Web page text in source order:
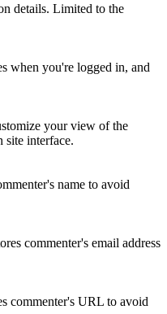
details. Limited to the
when you're logged in, and
your view of the
site interface.
name to avoid
commenter's email address
commenter's URL to avoid